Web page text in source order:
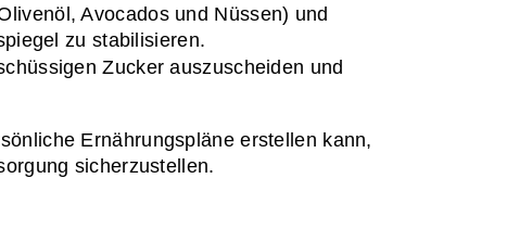
Avocados und Nüssen) und
zu stabilisieren.
Zucker auszuscheiden und
Ernährungspläne erstellen kann,
sicherzustellen.